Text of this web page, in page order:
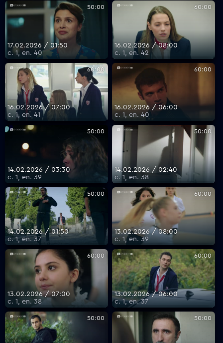
50:00
17.02.2026 / 01:50
с. 1, еп. 40
60:00
16.02.2026 / 08:00
с. 1, еп. 42
60:00
16.02.2026 / 07:00
с. 1, еп. 41
60:00
16.02.2026 / 06:00
с. 1, еп. 40
50:00
14.02.2026 / 03:30
с. 1, еп. 39
50:00
14.02.2026 / 02:40
с. 1, еп. 38
50:00
14.02.2026 / 01:50
с. 1, еп. 37
60:00
13.02.2026 / 08:00
с. 1, еп. 39
60:00
13.02.2026 / 07:00
с. 1, еп. 38
60:00
13.02.2026 / 06:00
с. 1, еп. 37
50:00 50:00